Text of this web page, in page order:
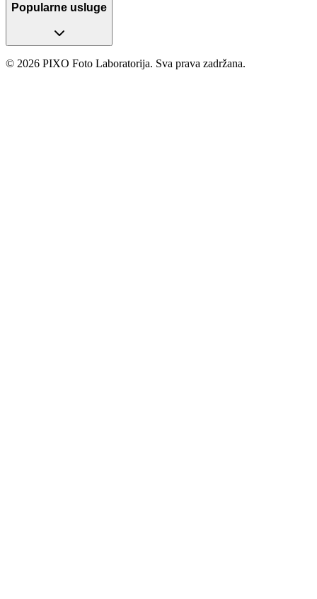
Popularne usluge
© 2026 PIXO Foto Laboratorija. Sva prava zadržana.